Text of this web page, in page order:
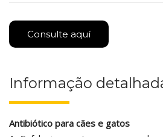
Consulte aquí
Informação
Antibiótico para cães e gatos